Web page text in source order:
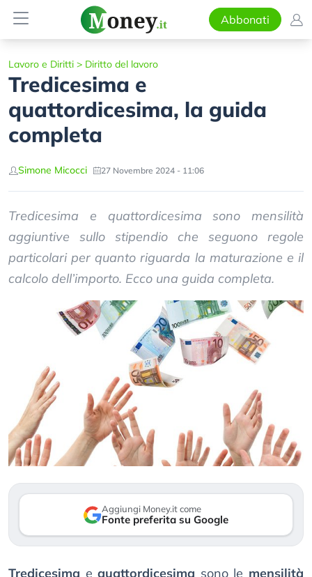
Abbonati
Lavoro e Diritti > Diritto del lavoro
Tredicesima e
quattordicesima, la guida
completa
Simone Micocci 27 Novembre 2024 - 11:06
Tredicesima e quattordicesima sono mensilità
aggiuntive sullo stipendio che seguono regole
particolari per quanto riguarda la maturazione e il
calcolo dell’importo. Ecco una guida completa.
Aggiungi Money.it come
Fonte preferita su Google
Tredicesima equattordicesima sono le mensilità